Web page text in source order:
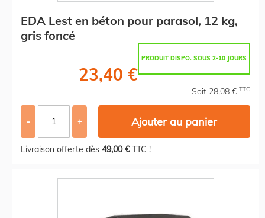
EDA Lest en béton pour parasol, 12 kg,
gris foncé
PRODUIT DISPO. SOUS 2-10 JOURS
23,40 €
Soit 28,08 € TTC
- + Ajouter au panier
Livraison offerte dès 49,00 €TTC !